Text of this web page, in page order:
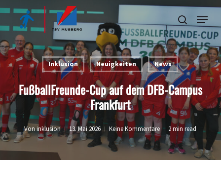
Skip
main
content
search
Menu
Inklusion Neuigkeiten News
FußballFreunde-Cup auf dem DFB-Campus
Frankfurt
Voninklusion 13. Mai 2026 Keine Kommentare 2 min read
Close
Menu